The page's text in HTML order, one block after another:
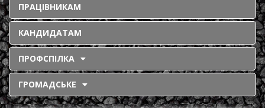
ПРАЦІВНИКАМ
КАНДИДАТАМ
ПРОФСПІЛКА
ГРОМАДСЬКЕ